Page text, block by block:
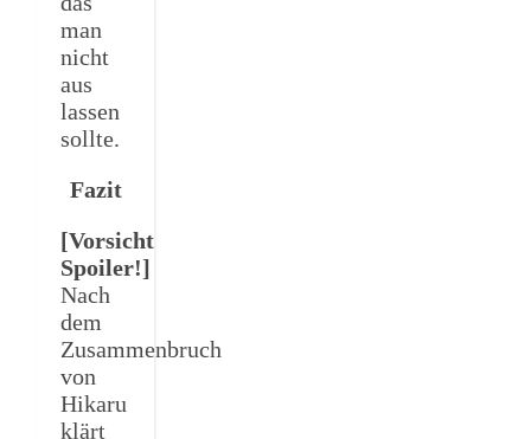
man
nicht
aus
lassen
sollte.
Fazit
[Vorsicht
Spoiler!]
Nach
dem
Zusammenbruch
von
Hikaru
klärt